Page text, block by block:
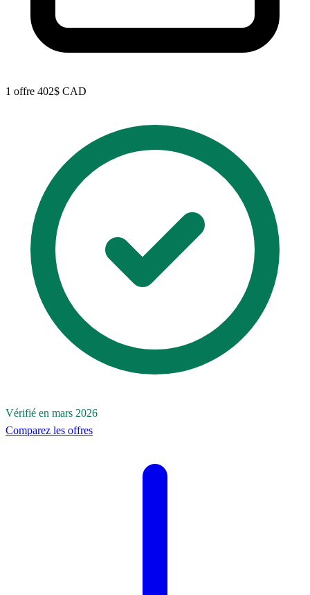
1 offre 402$ CAD
Vérifié en mars 2026
Comparez les offres